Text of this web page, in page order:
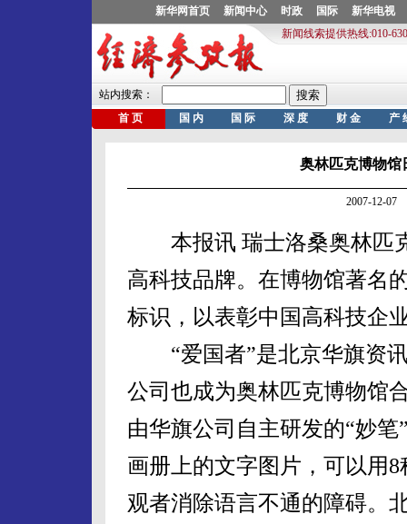
奥林匹克博物馆
2007-12-07
本报讯 瑞士洛桑奥林匹
高科技品牌。在博物馆著名
标识，以表彰中国高科技企
“爱国者”是北京华旗资讯
公司也成为奥林匹克博物馆
由华旗公司自主研发的“妙
画册上的文字图片，可以用
观者消除语言不通的障碍。